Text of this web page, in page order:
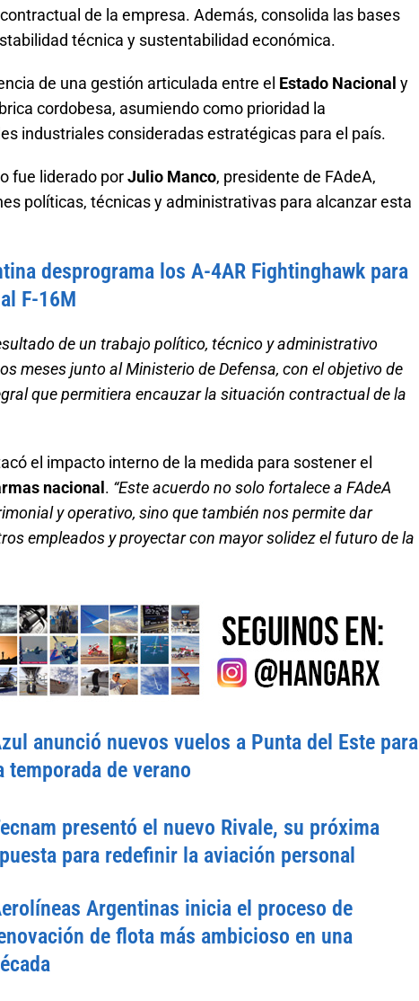
de la empresa. Además, consolida las bases
técnica y sustentabilidad económica.
de una gestión articulada entre el Estado Nacional y
cordobesa, asumiendo como prioridad la
industriales consideradas estratégicas para el país.
fue liderado porJulio Manco, presidente de FAdeA,
políticas, técnicas y administrativas para alcanzar esta
desprograma los A-4AR Fightinghawk para
F-16M
de un trabajo político, técnico y administrativo
meses junto al Ministerio de Defensa, con el objetivo de
que permitiera encauzar la situación contractual de la
el impacto interno de la medida para sostener el
nacional . “Este acuerdo no solo fortalece a FAdeA
y operativo, sino que también nos permite dar
empleados y proyectar con mayor solidez el futuro de la
anunció nuevos vuelos a Punta del Este para
temporada de verano
presentó el nuevo Rivale, su próxima
para redefinir la aviación personal
Argentinas inicia el proceso de
de flota más ambicioso en una